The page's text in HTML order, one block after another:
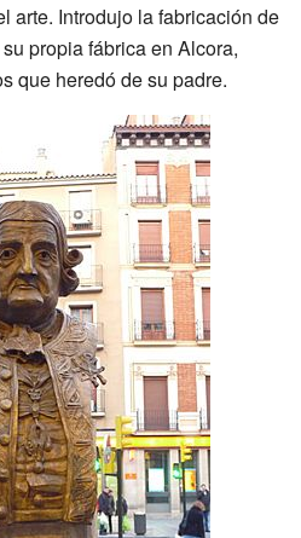
arte. Introdujo la fabricación de
propia fábrica en Alcora,
que heredó de su padre.